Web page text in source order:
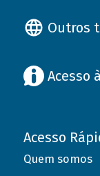
Outros
Acesso
Acesso
Quem somos